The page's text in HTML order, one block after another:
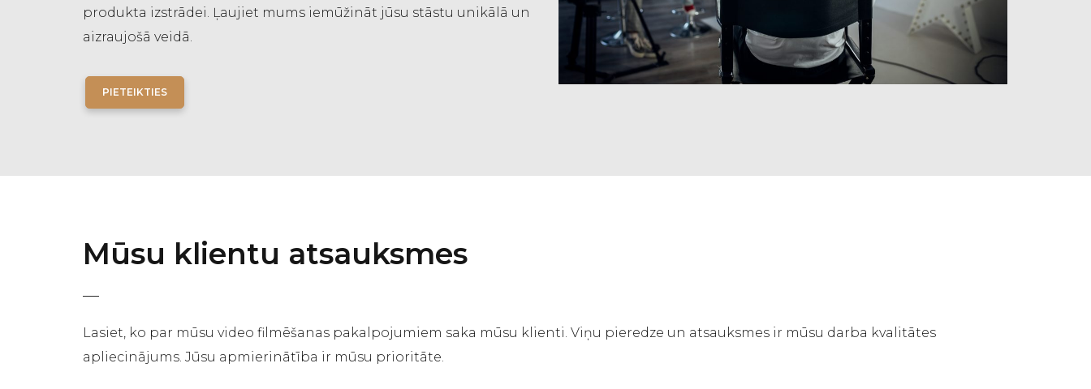
produkta izstrādei. Ļaujiet mums iemūžināt jūsu stāstu unikālā un
aizraujošā veidā.
PIETEIKTIES
Mūsu klientu atsauksmes
Lasiet, ko par mūsu video filmēšanas pakalpojumiem saka mūsu klienti. Viņu pieredze un atsauksmes ir mūsu darba kvalitātes
apliecinājums. Jūsu apmierinātība ir mūsu prioritāte.